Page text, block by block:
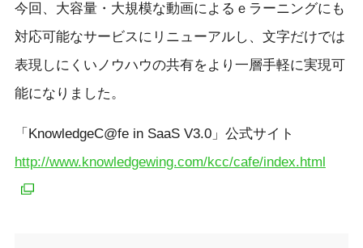
今回、大容量・大規模な動画によるｅラーニングにも
対応可能なサービスにリニューアルし、文字だけでは
表現しにくいノウハウの共有をより一層手軽に実現可
能になりました。
「KnowledgeC@fe in SaaS V3.0」公式サイト
http://www.knowledgewing.com/kcc/cafe/index.html